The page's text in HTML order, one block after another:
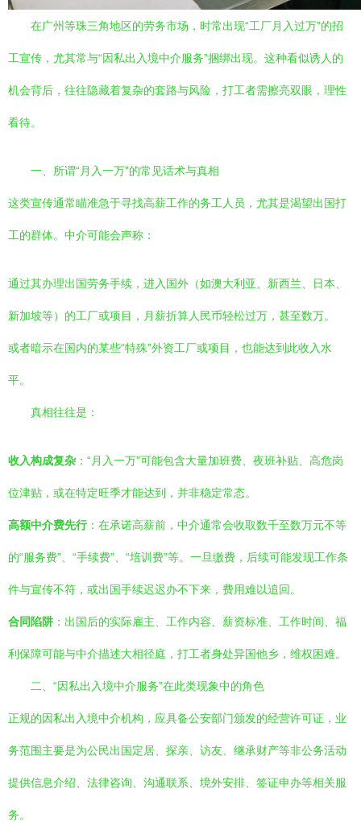
在广州等珠三角地区的劳务市场，时常出现“工厂月入过万”的招
工宣传，尤其常与“因私出入境中介服务”捆绑出现。这种看似诱人的
机会背后，往往隐藏着复杂的套路与风险，打工者需擦亮双眼，理性
看待。
一、所谓“月入一万”的常见话术与真相
这类宣传通常瞄准急于寻找高薪工作的务工人员，尤其是渴望出国打
工的群体。中介可能会声称：
通过其办理出国劳务手续，进入国外（如澳大利亚、新西兰、日本、
新加坡等）的工厂或项目，月薪折算人民币轻松过万，甚至数万。
或者暗示在国内的某些“特殊”外资工厂或项目，也能达到此收入水
平。
真相往往是：
收入构成复杂 ：“月入一万”可能包含大量加班费、夜班补贴、高危岗
位津贴，或在特定旺季才能达到，并非稳定常态。
高额中介费先行：在承诺高薪前，中介通常会收取数千至数万元不等
的“服务费”、“手续费”、“培训费”等。一旦缴费，后续可能发现工作条
件与宣传不符，或出国手续迟迟办不下来，费用难以追回。
合同陷阱 ：出国后的实际雇主、工作内容、薪资标准、工作时间、福
利保障可能与中介描述大相径庭，打工者身处异国他乡，维权困难。
二、“因私出入境中介服务”在此类现象中的角色
正规的因私出入境中介机构，应具备公安部门颁发的经营许可证，业
务范围主要是为公民出国定居、探亲、访友、继承财产等非公务活动
提供信息介绍、法律咨询、沟通联系、境外安排、签证申办等相关服
务。